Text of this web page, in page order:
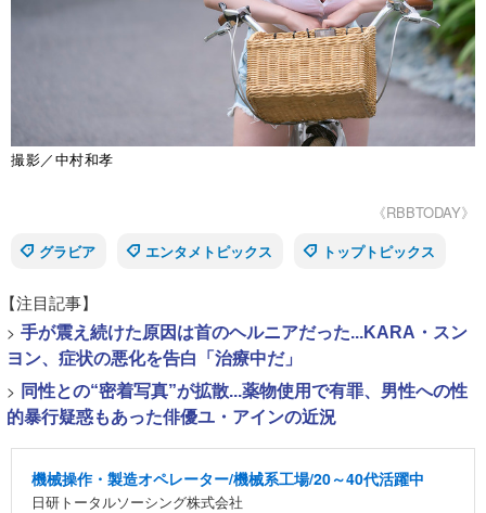
撮影／中村和孝
《RBBTODAY》
グラビア
エンタメトピックス トップトピックス
【注目記事】
> 手が震え続けた原因は首のヘルニアだった...KARA・スン
ヨン、症状の悪化を告白「治療中だ」
> 同性との“密着写真”が拡散...薬物使用で有罪、男性への性
的暴行疑惑もあった俳優ユ・アインの近況
機械操作・製造オペレーター/機械系工場/20～40代活躍中
日研トータルソーシング株式会社